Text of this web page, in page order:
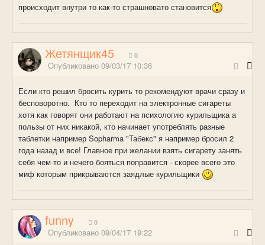
происходит внутри то как-то страшновато становится
Жетянщик45 0
Опубликовано 09/03/17 10:36
Если кто решил бросить курить то рекомендуют врачи сразу и
бесповоротно. Кто то переходит на электронные сигареты
хотя как говорят они работают на психологию курильщика а
пользы от них никакой, кто начинает употреблять разные
таблетки например Sopharma "Табекс" я например бросил 2
года назад и все! Главное при желании взять сигарету занять
себя чем-то и нечего бояться поправится - скорее всего это
миф которым прикрываются заядлые курильщики
funny 0
Опубликовано 09/04/17 19:22